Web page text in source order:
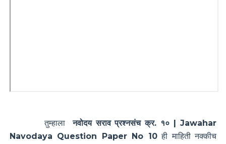
तुम्हाला
नवोदय सराव प्रश्नसंच क्र. १० | Jawahar
Navodaya Question Paper No 10ही माहिती नक्कीच